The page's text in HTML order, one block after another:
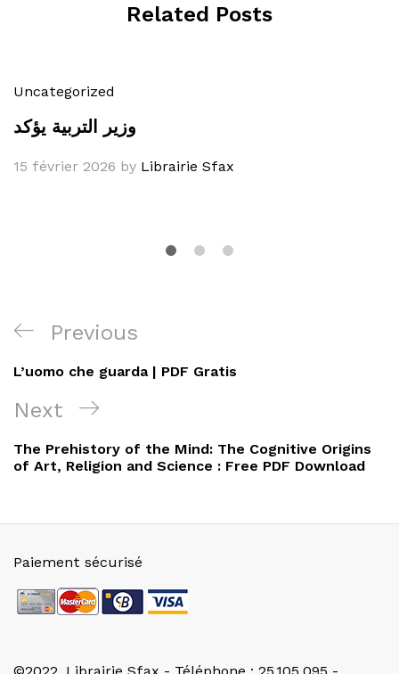
Related Posts
Uncategorized
وزير التربية يؤكد
15 février 2026 by Librairie Sfax
Navigation
de
l’article
Previous
Post
Previous
L’uomo che guarda | PDF Gratis
Next
Post
Next
The Prehistory of the Mind: The Cognitive Origins
of Art, Religion and Science : Free PDF Download
Paiement sécurisé